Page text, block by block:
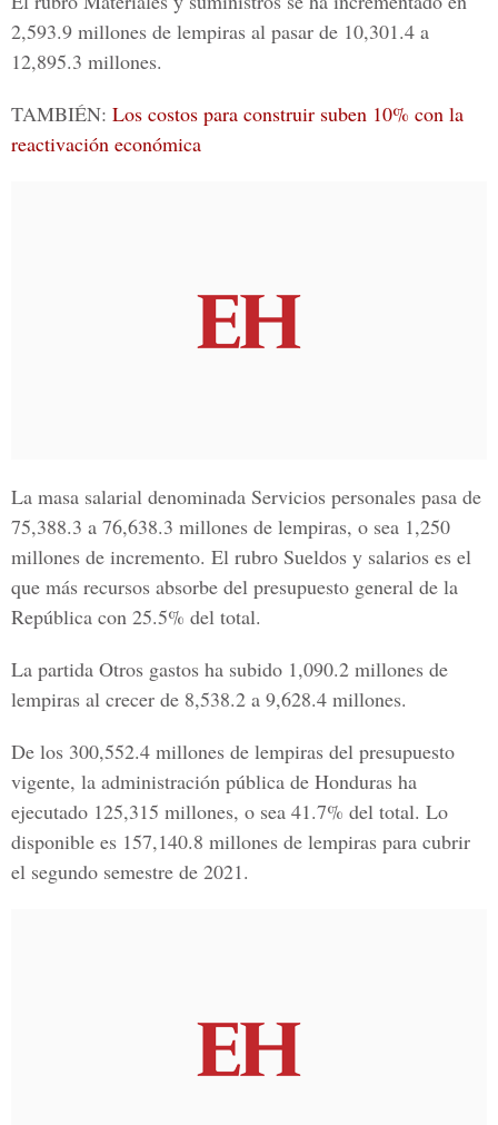
2,593.9 millones de lempiras al pasar de 10,301.4 a
12,895.3 millones.
TAMBIÉN: Los costos para construir suben 10% con la
reactivación económica
La masa salarial denominada Servicios personales pasa de
75,388.3 a 76,638.3 millones de lempiras, o sea 1,250
millones de incremento. El rubro Sueldos y salarios es el
que más recursos absorbe del presupuesto general de la
República con 25.5% del total.
La partida Otros gastos ha subido 1,090.2 millones de
lempiras al crecer de 8,538.2 a 9,628.4 millones.
De los 300,552.4 millones de lempiras del presupuesto
vigente, la administración pública de Honduras ha
ejecutado 125,315 millones, o sea 41.7% del total. Lo
disponible es 157,140.8 millones de lempiras para cubrir
el segundo semestre de 2021.